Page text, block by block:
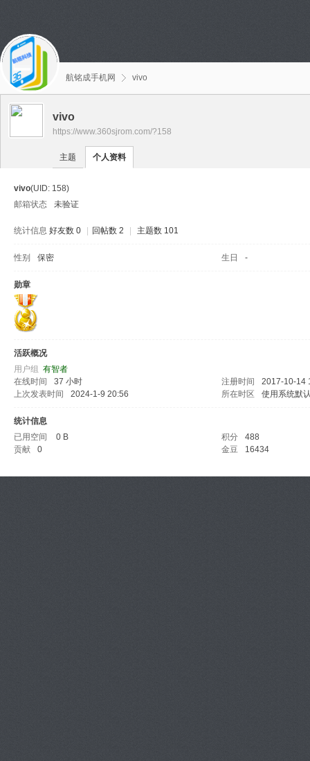
航铭成手机网 vivo
vivo
https://www.360sjrom.com/?158
主题 个人资料
vivo(UID: 158)
邮箱状态
未验证
统计信息 好友数 0 回帖数 2 主题数 101
性别 保密 生日 -
勋章
活跃概况
用户组 有智者
在线时间
37 小时 注册时间
2017-10-14
上次发表时间
2024-1-9 20:56 所在时区 使用系统默
统计信息
已用空间
0 B 积分
488
贡献
0 金豆 16434